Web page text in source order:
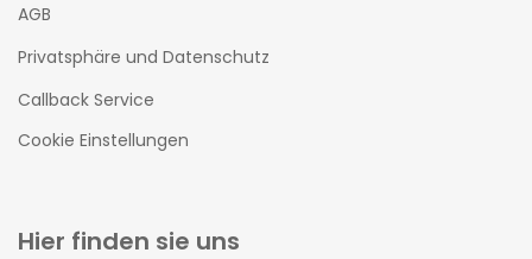
AGB
Privatsphäre und Datenschutz
Callback Service
Cookie Einstellungen
Hier finden sie uns